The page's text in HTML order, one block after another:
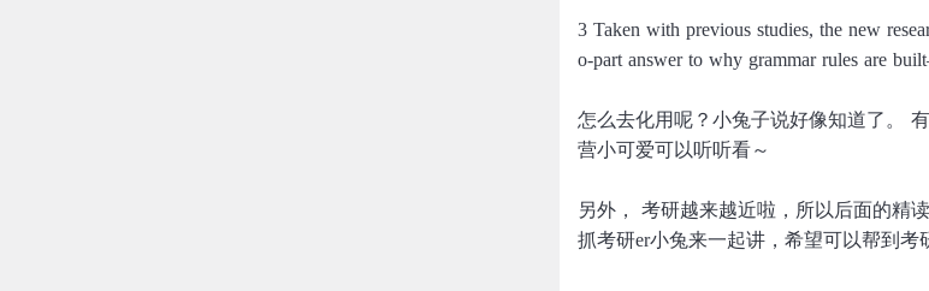
3 Taken with previous studies, the new
o-part answer to why grammar rules are
怎么去化用呢？小兔子说好像知道了。
营小可爱可以听听看～
另外， 考研越来越近啦，所以后面的精
抓考研er小兔来一起讲，希望可以帮到考